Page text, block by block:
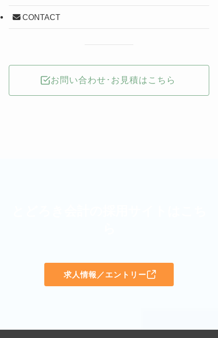
CONTACT
お問い合わせ･お見積はこちら
求人情報／エントリー